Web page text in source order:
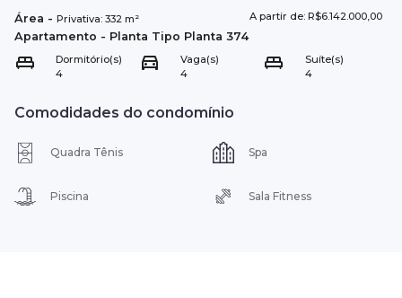
Área - Privativa: 332 m² A partir de: R$6.142.000,00
Apartamento - Planta Tipo Planta 374
Dormitório(s)
4
Vaga(s)
4
Suíte(s)
4
Comodidades do condomínio
Quadra Tênis Spa
Piscina Sala Fitness